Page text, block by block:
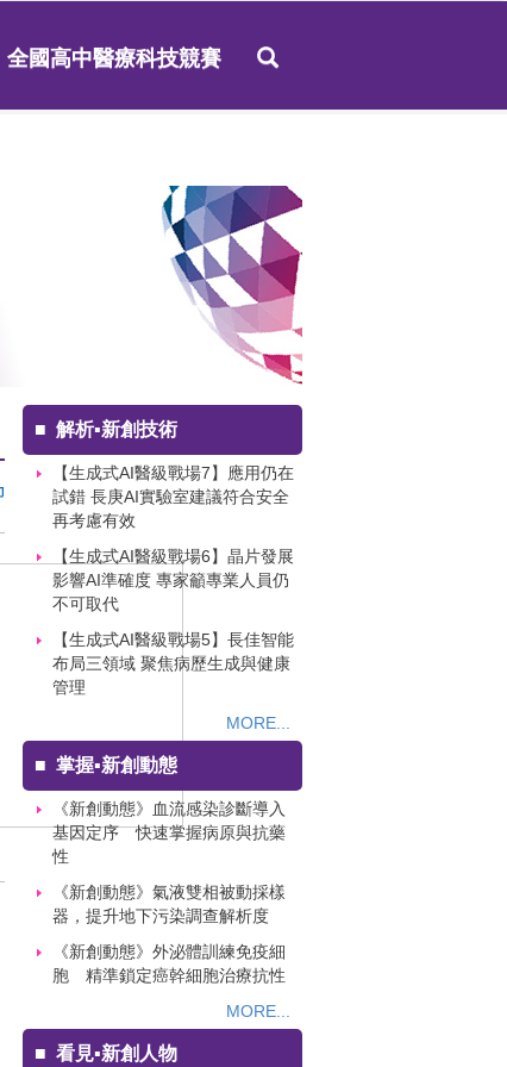
全國高中醫療科技競賽
■ 解析▪新創技術
【生成式AI醫級戰場7】應用仍在
試錯 長庚AI實驗室建議符合安全
再考慮有效
【生成式AI醫級戰場6】晶片發展
影響AI準確度 專家籲專業人員仍
不可取代
【生成式AI醫級戰場5】長佳智能
布局三領域 聚焦病歷生成與健康
管理
MORE...
■ 掌握▪新創動態
《新創動態》血流感染診斷導入
基因定序 快速掌握病原與抗藥
性
《新創動態》氣液雙相被動採樣
器，提升地下污染調查解析度
《新創動態》外泌體訓練免疫細
胞 精準鎖定癌幹細胞治療抗性
MORE...
■ 看見▪新創人物